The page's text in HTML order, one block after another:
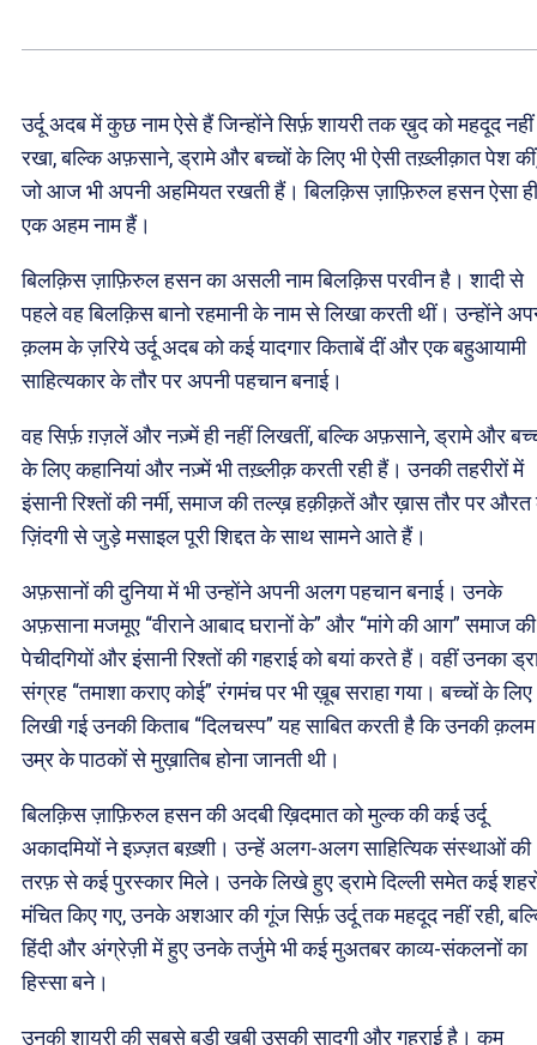
उर्दू अदब में कुछ नाम ऐसे हैं जिन्होंने सिर्फ़ शायरी तक ख़ुद को महदूद नहीं
रखा, बल्कि अफ़साने, ड्रामे और बच्चों के लिए भी ऐसी तख़्लीक़ात पेश
जो आज भी अपनी अहमियत रखती हैं। बिलक़िस ज़ाफ़िरुल हसन ऐसा ही
एक अहम नाम हैं।
बिलक़िस ज़ाफ़िरुल हसन का असली नाम बिलक़िस परवीन है। शादी से
पहले वह बिलक़िस बानो रहमानी के नाम से लिखा करती थीं। उन्होंने
क़लम के ज़रिये उर्दू अदब को कई यादगार किताबें दीं और एक बहुआयामी
साहित्यकार के तौर पर अपनी पहचान बनाई।
वह सिर्फ़ ग़ज़लें और नज़्में ही नहीं लिखतीं, बल्कि अफ़साने, ड्रामे और
के लिए कहानियां और नज़्में भी तख़्लीक़ करती रही हैं। उनकी तहरीरों में
इंसानी रिश्तों की नर्मी, समाज की तल्ख़ हक़ीक़तें और ख़ास तौर पर औरत
ज़िंदगी से जुड़े मसाइल पूरी शिद्दत के साथ सामने आते हैं।
अफ़सानों की दुनिया में भी उन्होंने अपनी अलग पहचान बनाई। उनके
अफ़साना मजमूए “वीराने आबाद घरानों के” और “मांगे की आग” समाज की
पेचीदगियों और इंसानी रिश्तों की गहराई को बयां करते हैं। वहीं उनका
संग्रह “तमाशा कराए कोई” रंगमंच पर भी ख़ूब सराहा गया। बच्चों के लिए
लिखी गई उनकी किताब “दिलचस्प” यह साबित करती है कि उनकी
उम्र के पाठकों से मुख़ातिब होना जानती थी।
बिलक़िस ज़ाफ़िरुल हसन की अदबी ख़िदमात को मुल्क की कई उर्दू
अकादमियों ने इज़्ज़त बख़्शी। उन्हें अलग-अलग साहित्यिक संस्थाओं की
तरफ़ से कई पुरस्कार मिले। उनके लिखे हुए ड्रामे दिल्ली समेत कई
मंचित किए गए, उनके अशआर की गूंज सिर्फ़ उर्दू तक महदूद नहीं रही,
हिंदी और अंग्रेज़ी में हुए उनके तर्जुमे भी कई मुअतबर काव्य-संकलनों का
हिस्सा बने।
उनकी शायरी की सबसे बड़ी ख़ूबी उसकी सादगी और गहराई है। कम